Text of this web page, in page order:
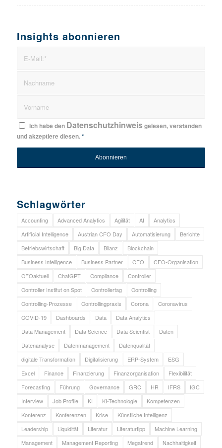
Insights abonnieren
Ich habe den Datenschutzhinweisgelesen, verstanden
und akzeptiere diesen.*
Schlagwörter
Accounting Advanced Analytics Agilität AI
Analytics
Artificial Intelligence
Austrian CFO Day Automatisierung
Berichte
Betriebswirtschaft
Big Data Bilanz
Blockchain
Business Intelligence
Business Partner CFO
CFO-Organisation
CFOaktuell
ChatGPT Compliance
Controller
Controller Institut on Spot
Controllertag
Controlling
Controlling-Prozesse
Controllingpraxis Corona
Coronavirus
COVID-19
Dashboards Data
Data Analytics
Data Management
Data Science Data Scientist
Daten
Datenanalyse
Datenmanagement
Datenqualität
digitale Transformation
Digitalisierung ERP-System
ESG
Excel
Finance Finanzierung Finanzorganisation
Flexibilität
Forecasting
Führung Governance GRC HR IFRS
IGC
Interview
Job Profile KI KI-Technologie
Kompetenzen
Konferenz
Konferenzen Krise
Künstliche Intelligenz
Leadership
Liquidität Literatur Literaturtipp
Machine Learning
Management
Management Reporting Megatrend
Nachhaltigkeit